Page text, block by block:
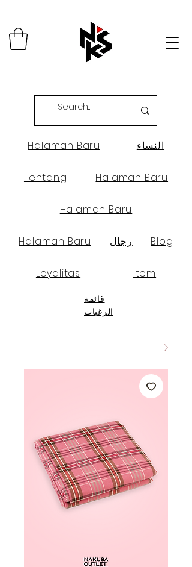
Halaman Baru النساء
Tentang Halaman Baru
Halaman Baru
Halaman Baru رجال Blog
Loyalitas Item
قائمة
الرغبات